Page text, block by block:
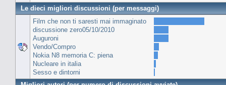
Le dieci migliori discussioni (per messaggi)
Film che non ti saresti mai immaginato
discussione zero05/10/2010
Auguroni
Vendo/Compro
Nokia N8 memoria C: piena
Nucleare in italia
Sesso e dintorni